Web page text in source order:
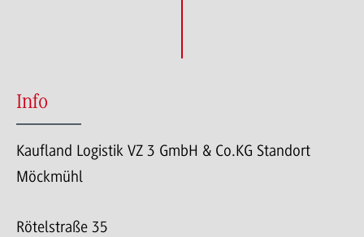
Info
Kaufland Logistik VZ 3 GmbH & Co.KG Standort
Möckmühl
Rötelstraße 35